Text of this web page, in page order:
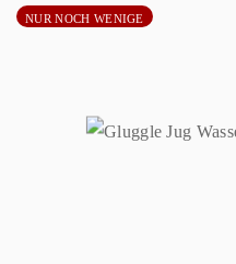
NUR NOCH WENIGE